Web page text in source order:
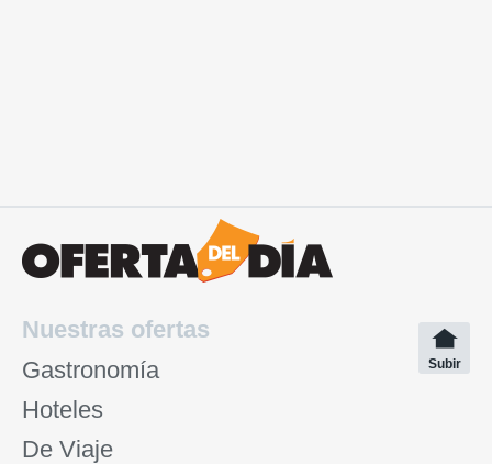
Nuestras ofertas
Gastronomía
Hoteles
De Viaje
Subir